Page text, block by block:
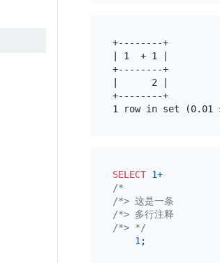
+--------+
| 1  + 1 |
+--------+
|      2 |
+--------+
SELECT 1+
/*
/*> 这是一条
/*> 多行注释
/*> */
1